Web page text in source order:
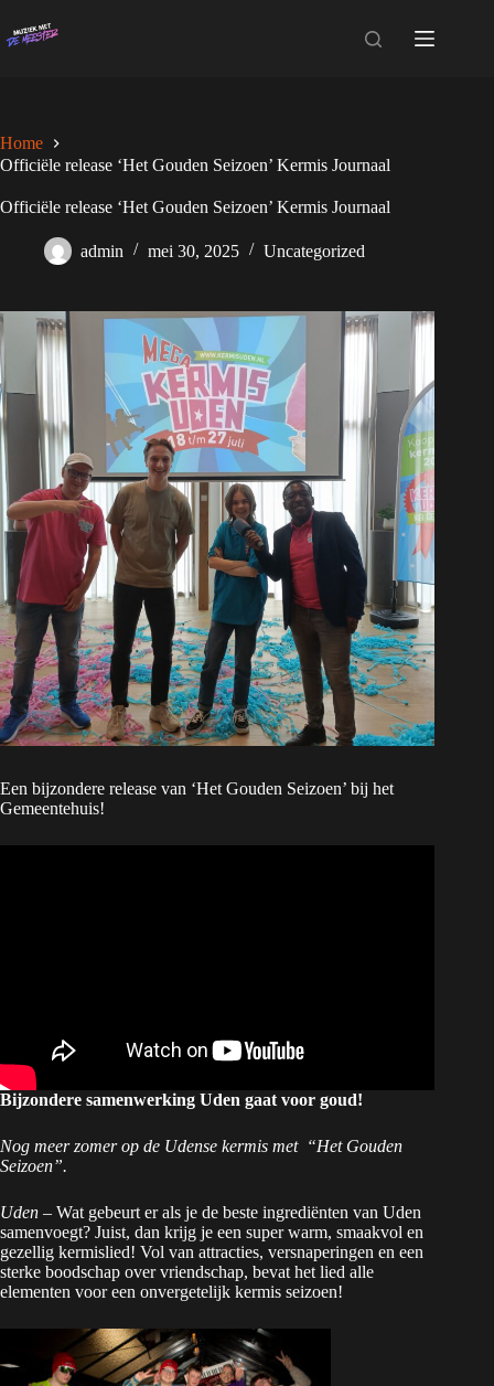
naar
de
Home
Officiële release ‘Het Gouden Seizoen’ Kermis Journaal
Officiële release ‘Het Gouden Seizoen’ Kermis Journaal
admin mei 30, 2025 Uncategorized
Een bijzondere release van ‘Het Gouden Seizoen’ bij het
Gemeentehuis!
Bijzondere samenwerking Uden gaat voor goud!
Nog meer zomer op de Udense kermis met “Het Gouden
Seizoen”.
Uden – Wat gebeurt er als je de beste ingrediënten van Uden
samenvoegt? Juist, dan krijg je een super warm, smaakvol en
gezellig kermislied! Vol van attracties, versnaperingen en een
sterke boodschap over vriendschap, bevat het lied alle
elementen voor een onvergetelijk kermis seizoen!